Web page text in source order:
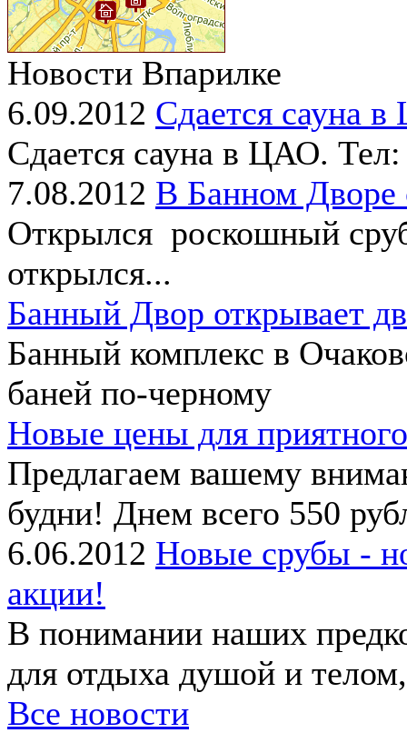
Новости Впарилке
6.09.2012 Сдается сауна
Сдается сауна в ЦАО.
7.08.2012 В Банном Дворе
Открылся роскошный
открылся...
Банный Двор открывает
Банный комплекс в
баней по-черному
Новые цены для
Предлагаем вашему
будни! Днем всего 550
6.06.2012 Новые срубы -
акции!
В понимании наших
для отдыха душой и
Все новости